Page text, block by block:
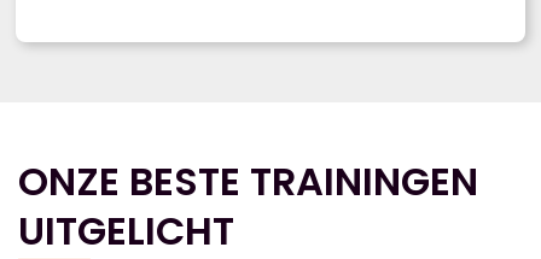
ONZE BESTE TRAININGEN
UITGELICHT